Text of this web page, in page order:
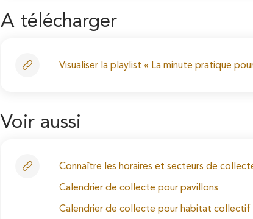
A télécharger
Visualiser la playlist « La minute pratique
Voir aussi
Connaître les horaires et secteurs de
Calendrier de collecte pour pavillons
Calendrier de collecte pour habitat collectif